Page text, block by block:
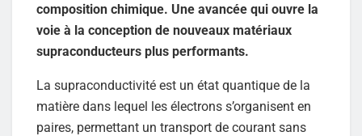
composition chimique. Une avancée qui ouvre la
voie à la conception de nouveaux matériaux
supraconducteurs plus performants.
La supraconductivité est un état quantique de la
matière dans lequel les électrons s’organisent en
paires, permettant un transport de courant sans